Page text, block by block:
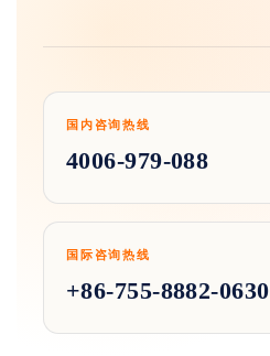
国内咨询热线
4006-979-088
国际咨询热线
+86-755-8882-0630